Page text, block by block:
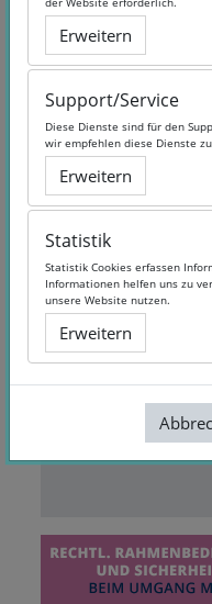
39 Products Found
Umsetzungskraft
–
und effizient
German
Erweitern
Support/Service
Diese Dienste sind für den
wir empfehlen diese Dienste
Erweitern
Statistik
Statistik Cookies erfassen
Informationen helfen uns zu
unsere Website nutzen.
Erweitern
Erweitern
Support/Service
Diese Dienste sind für den
wir empfehlen diese Dienste
Erweitern
Statistik
Statistik Cookies erfassen
Informationen helfen uns zu
unsere Website nutzen.
Erweitern